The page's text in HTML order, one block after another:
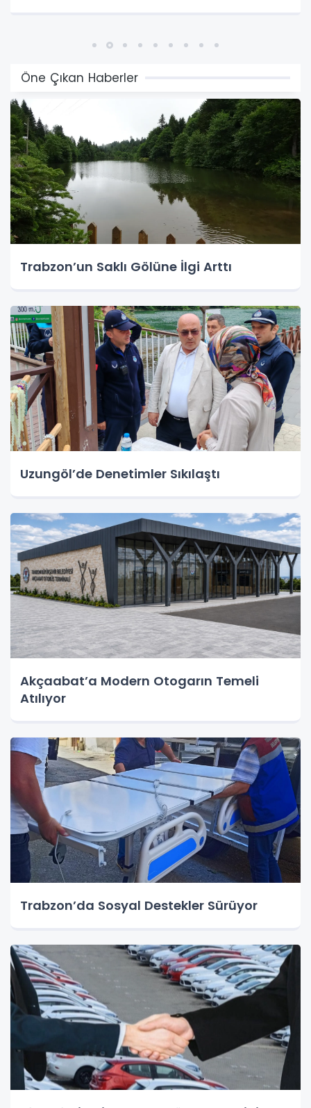
Öne Çıkan Haberler
Trabzon’un Saklı Gölüne İlgi Arttı
Uzungöl’de Denetimler Sıkılaştı
Akçaabat’a Modern Otogarın Temeli
Atılıyor
Trabzon’da Sosyal Destekler Sürüyor